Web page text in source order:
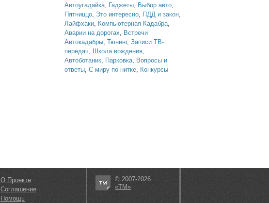
Автоугадайка, Гаджеты, Выбор авто,
Пятниццо, Это интересно, ПДД и закон,
Лайфхаки, Компьютерная Кадабра,
Аварии на дорогах, Встречи
Автокадабры, Тюнинг, Записи ТВ-
передач, Школа вождения,
Автоботаник, Парковка, Вопросы и
ответы, С миру по нитке, Конкурсы
О Проекте
Соглашение
Помощь
© 2007-2026
«ТМ»